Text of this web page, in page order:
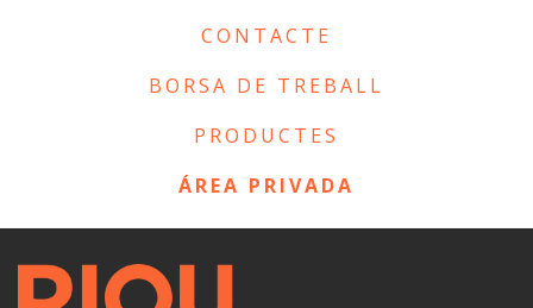
CONTACTE
BORSA DE TREBALL
PRODUCTES
ÁREA PRIVADA